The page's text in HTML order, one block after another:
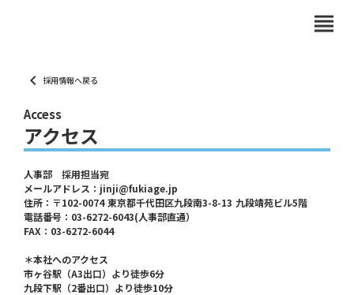
view_headline
keyboard_arrow_left 採用情報へ戻る
Access
アクセス
人事部 採用担当宛
メールアドレス：jinji@fukiage.jp
住所：〒102-0074 東京都千代田区九段南3-8-13 九段靖苑ビル5階
電話番号：03-6272-6043(人事部直通）
FAX：03-6272-6044
＊本社へのアクセス
市ヶ谷駅（A3出口）より徒歩6分
九段下駅（2番出口）より徒歩10分